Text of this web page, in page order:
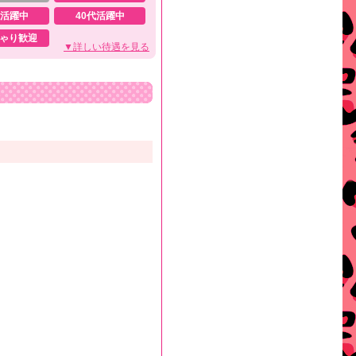
躍中
40代活躍中
り歓迎
▼詳しい待遇を見る